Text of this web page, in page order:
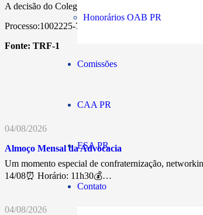
Honorários OAB PR
Comissões
CAA PR
ESA PR
Contato
A decisão do Colegiado foi unânime.
Processo:1002225-79.2017.4.01.3600
Fonte: TRF-1
04/08/2026
Almoço Mensal da Advocacia
Um momento especial de confraternização,
14/08⏰ Horário: 11h30💰…
04/08/2026